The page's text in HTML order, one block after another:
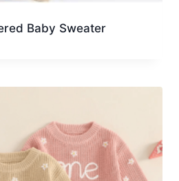
Baby Sweater